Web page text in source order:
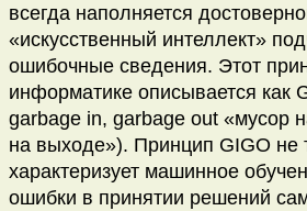
всегда наполняется
«искусственный интеллект»
ошибочные сведения. Этот
информатике описывается как
garbage in, garbage out «мусор
на выходе»). Принцип GIGO не
характеризует машинное
ошибки в принятии решений